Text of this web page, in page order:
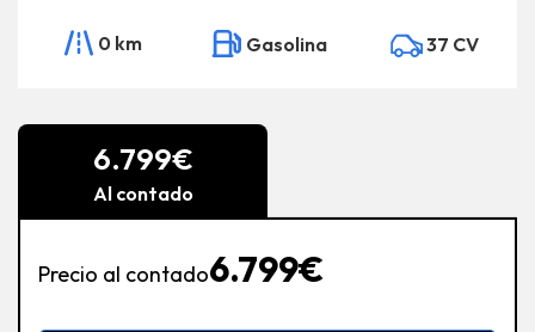
0 km Gasolina 37 CV
6.799€
Al contado
Precio al contado6.799€